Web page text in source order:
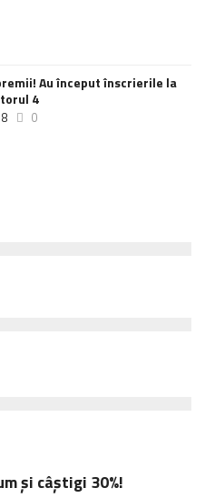
Au început înscrierile la
4
0
și câștigi 30%!